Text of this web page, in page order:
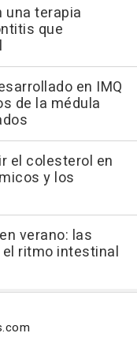
una terapia
que
en IMQ
de la médula
el colesterol en
y los
verano: las
ritmo intestinal